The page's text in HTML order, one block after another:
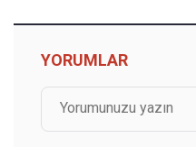
YORUMLAR